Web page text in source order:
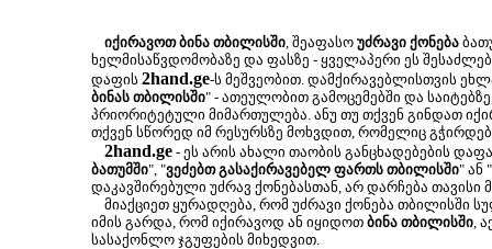
იქირავოთ ბინა თბილისში, შეაფასო უძრავი ქონება
ხელმისაწვდომობაზე და ფასზე - ყველაპერი ეს
დაფის 2hand.ge-ს მეშვეობით. დამქირავებლისთვის
ბინას თბილისში" - ათეულობით გამოცემებში და
პრიორიტეტული მიმართულება. ანუ თუ თქვენ გინდათ
თქვენ სწორედ იმ რესურსზე მოხვდით, რომელიც
2hand.ge - ეს არის ახალი თაობის განცხადებების
ბათუმში", "ვეძებთ გასაქირავებელ ფართს თბილისში" ან "
დაკავშირებული უძრავ ქონებასთან, არ დარჩება
მიაქციეთ ყურადღება, რომ უძრავი ქონება თბილისში
იმის გარდა, რომ იქირავოდ ან იყიდოთ ბინა თბილისში,
სასაქონლო ჯგუფების მიხედვით.